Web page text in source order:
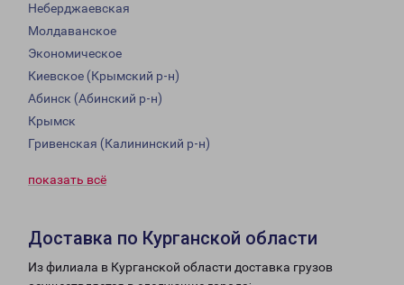
Неберджаевская
Молдаванское
Экономическое
Киевское (Крымский р-н)
Абинск (Абинский р-н)
Крымск
Гривенская (Калининский р-н)
показать всё
Доставка по Курганской области
Из филиала в Курганской области доставка грузов